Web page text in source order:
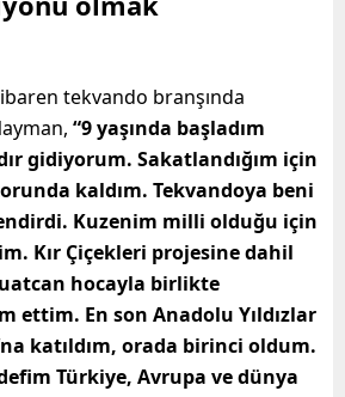
tekvando branşında
“9 yaşında başladım
gidiyorum. Sakatlandığım için
kaldım. Tekvandoya beni
Kuzenim milli olduğu için
Kır Çiçekleri projesine dahil
hocayla birlikte
ettim. En son Anadolu Yıldızlar
katıldım, orada birinci oldum.
Türkiye, Avrupa ve dünya